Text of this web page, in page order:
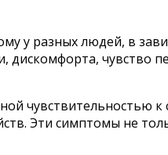
у разных людей, в
чувство
Эти симптомы не